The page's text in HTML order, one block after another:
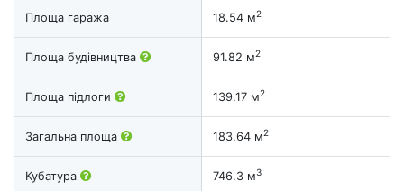
Площа гаража 18.54 м2
Площа будівництва 91.82 м2
Площа підлоги 139.17 м2
Загальна площа 183.64 м2
Кубатура 746.3 м3